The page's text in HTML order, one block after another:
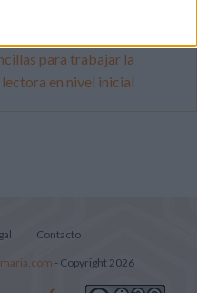
para trabajar la
en nivel inicial
Contacto
- Copyright 2026